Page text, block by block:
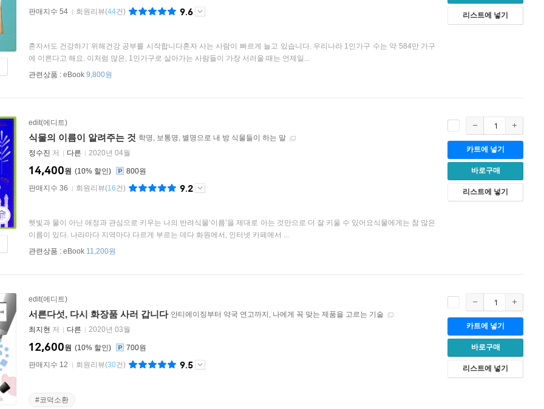
판매지수 54
회원리뷰(44건) 9.6
혼자서도 건강하기 위해건강 공부를 시작합니다혼자 사는 사람이 빠르게 늘고 있습니다. 우리나라 1인가구 수는 약 584만 가구
에 이른다고 해요. 이처럼 많은, 1인가구로 살아가는 사람들이 가장 서러울 때는 언제일...
관련상품 : eBook 9,800원
리스트에 넣기
edit(에디트)
식물의 이름이 알려주는 것 학명, 보통명, 별명으로 내 방 식물들이 하는 말
정수진 저 다른 2020년 04월
10%
14,400원
800원
판매지수 36
회원리뷰(16건) 9.2
햇빛과 물이 아닌 애정과 관심으로 키우는 나의 반려식물‘이름’을 제대로 아는 것만으로 더 잘 키울 수 있어요식물에게는 참 많은
이름이 있다. 나라마다 지역마다 다르게 부르는 데다 화원에서, 인터넷 카페에서 ...
관련상품 : eBook 11,200원
카트에 넣기
바로구매
리스트에 넣기
edit(에디트)
서른다섯, 다시 화장품 사러 갑니다 안티에이징부터 약국 연고까지, 나에게 꼭 맞는 제품을 고르는 기술
최지현 저 다른 2020년 03월
10%
12,600원
700원
판매지수 12
회원리뷰(30건) 9.5
#코덕소환
카트에 넣기
바로구매
리스트에 넣기